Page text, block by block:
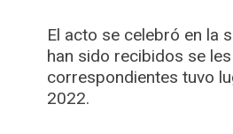
El acto se celebró en la
han sido recibidos se
correspondientes tuvo
2022.